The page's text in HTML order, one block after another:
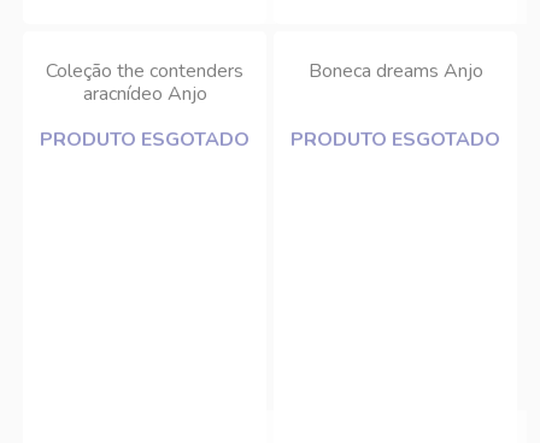
Coleção the contenders
aracnídeo Anjo
PRODUTO ESGOTADO
Boneca dreams Anjo
PRODUTO ESGOTADO